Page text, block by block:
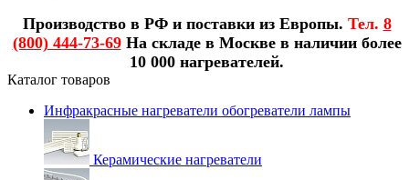
Производство в РФ и поставки из Европы. Тел. 8
(800) 444-73-69На складе в Москве в наличии более
10 000 нагревателей.
Каталог товаров
Инфракрасные нагреватели обогреватели лампы
Керамические нагреватели